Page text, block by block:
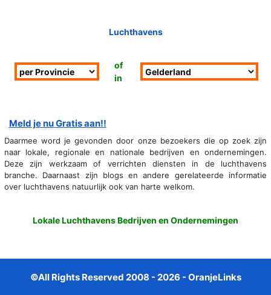
Luchthavens
of
in
Meld je nu Gratis aan!!
Daarmee word je gevonden door onze bezoekers die op zoek zijn
naar lokale, regionale en nationale bedrijven en ondernemingen.
Deze zijn werkzaam of verrichten diensten in de luchthavens
branche. Daarnaast zijn blogs en andere gerelateerde informatie
over luchthavens natuurlijk ook van harte welkom.
Lokale Luchthavens Bedrijven en Ondernemingen
©All Rights Reserved 2008 - 2026 - OranjeLinks